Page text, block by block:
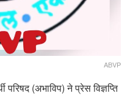
ABVP
परिषद (अभाविप) ने प्रेस विज्ञप्ति